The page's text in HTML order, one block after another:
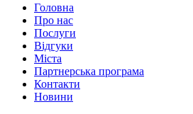
Головна
Про нас
Послуги
Відгуки
Міста
Партнерська програма
Контакти
Новини